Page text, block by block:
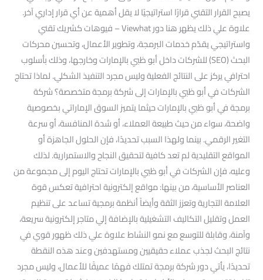
يصبح القرار التقني قرارًا استراتيجيًا لا يقل أهمية عن أي قرار إداري آخر.
علاوة علي ذلك يظهر هنا دور Viewhat – فيوهات كشريك تقني
واستراتيجي يقدّم خدمات البرمجة، وتطوير الأعمال، وتحسين محركات
البحث (SEO) للشركات داخل أبو ظبي بالإمارات وخارجها، وذلك بأسلوب
احترافي يركز على النتائج الفعلية وليس مجرد التنفيذ الشكلي. لماذا تحتاج
الشركات في أبو ظبي بالإمارات إلى شركة برمجة متخصصة؟ شركة
برمجة في أبو ظبي بالإمارات حيثما يتميز السوق الإماراتي بخصوصية
واضحة، سواء من حيث طبيعة العملاء، أو شدة المنافسة، أو سرعة
التغير الرقمي. بينما ولهذا السبب تحديدًا، فإن الحلول الجاهزة أو
المواقع التقليدية لم تعد كافية لتحقيق النجاح والاستمرارية. لذلك
وعليه، فإن الشركات في أبو ظبي بالإمارات تحتاج اليوم إلى مجموعة من
العناصر الأساسية، من بينها: مواقع إلكترونية احترافية تعكس قوة
العلامة التجارية وتعزز الثقة وأيضاً أنظمة برمجية تساعد على تنظيم
العمل وتقليل التكاليف التشغيلية بالإضافة إلي متاجر إلكترونية سريعة،
وآمنة، وقابلة للتوسع مع نمو النشاط علاوة علي ذلك ظهور قوي في
نتائج البحث لجذب عملاء حقيقيين ومستهدفين وعند هذه النقطة
تحديدًا، يأتي دور شركة برمجة تمتلك فهمًا عميقًا للأعمال، وليس مجرد